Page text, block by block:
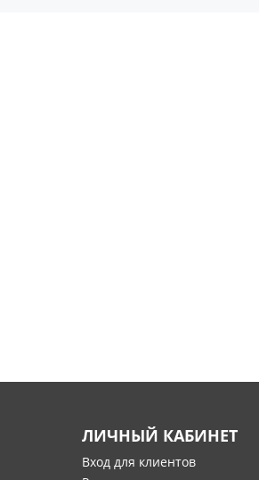
ЛИЧНЫЙ КАБИНЕТ
Вход для клиентов